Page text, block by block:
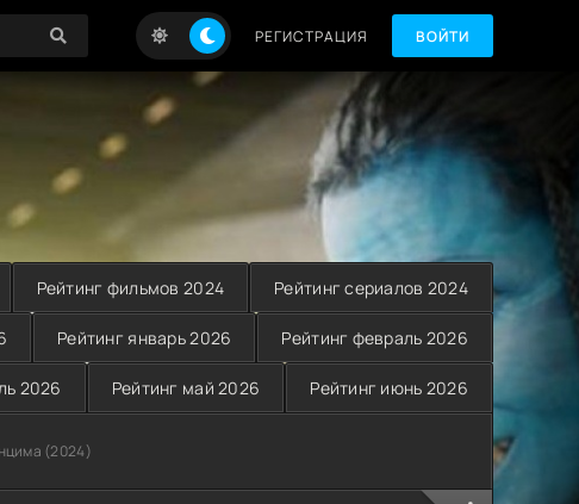
РЕГИСТРАЦИЯ ВОЙТИ
Рейтинг фильмов 2024 Рейтинг сериалов 2024
Рейтинг январь 2026 Рейтинг февраль 2026
2026 Рейтинг май 2026 Рейтинг июнь 2026
(2024)